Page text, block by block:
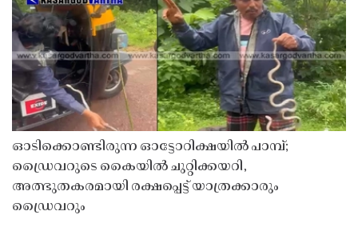
ഓടിക്കൊണ്ടിരുന്ന ഓട്ടോറിക്ഷയിൽ പാമ്പ്;
ഡ്രൈവറുടെ കൈയിൽ ചുറ്റിക്കയറി,
അത്ഭുതകരമായി രക്ഷപ്പെട്ട് യാത്രക്കാരും
ഡ്രൈവറും